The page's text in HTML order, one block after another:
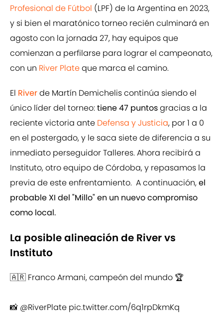
Profesional de Fútbol (LPF) de la Argentina en 2023,
y si bien el maratónico torneo recién culminará en
agosto con la jornada 27, hay equipos que
comienzan a perfilarse para lograr el campeonato,
con un River Plateque marca el camino.
El Riverde Martín Demichelis continúa siendo el
único líder del torneo:tiene 47 puntosgracias a la
reciente victoria ante Defensa y Justicia, por 1 a 0
en el postergado, y le saca siete de diferencia a su
inmediato perseguidor Talleres. Ahora recibirá a
Instituto, otro equipo de Córdoba, y repasamos la
previa de este enfrentamiento. A continuación,el
probable XI del "Millo" en un nuevo compromiso
como local.
La posible alineación de River vs
Instituto
🇦🇷 Franco Armani, campeón del mundo 🏆
📸 @RiverPlate pic.twitter.com/6q1rpDkmKq